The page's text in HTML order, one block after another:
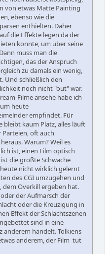
von etwas Matte Painting
ebenso wie die
enthielten. Daher
die Effekte legen da der
konnte, um über seine
muss man die
das der Anspruch
zu damals ein wenig,
Und schließlich den
noch nicht "out" war.
Filme ansehe habe ich
heute
empfindet. Für
bleibt kaum Platz, alles läuft
oft auch
Warum? Weil es
ist, einen Film optisch
die größte Schwäche
nicht wirklich gelernt
des CGI umzugehen und
dem Overkill ergeben hat.
der Aufmarsch der
oder die Kreuzigung in
Effekt der Schlachtszenen
sind in eine
anderem handelt. Tolkiens
anderem, der Film tut